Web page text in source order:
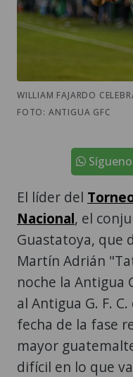
WILLIAM FAJARDO
FOTO: ANTIGUA GFC
El líder del
Nacional, el
Guastatoya, que
Martín Adrián
noche la Antigua
al Antigua G. F.
fecha de la fase
mayor
difícil en lo que